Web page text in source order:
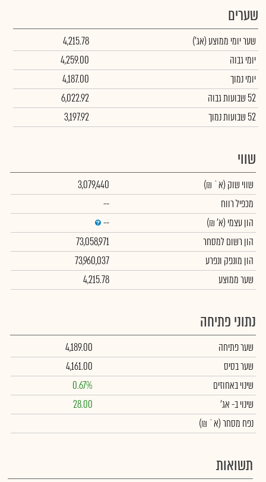
שערים
שער יומי ממוצע(אג')
4,215.78
יומי גבוה
4,259.00
יומי נמוך
4,187.00
52 שבועות גבוה
6,022.92
52 שבועות נמוך
3,197.92
שווי
שווי שוק (א` ₪)
3,079,440
מכפיל רווח
--
הון עצמי (א' ₪)
--
הון רשום למסחר
73,058,971
הון מונפק ונפרע
73,960,037
שער ממוצע
4,215.78
נתוני פתיחה
שער פתיחה
4,189.00
שער בסיס
4,161.00
שינוי באחוזים
0.67%
שינויב- אג'
28.00
נפח מסחר(א` ₪)
תשואות